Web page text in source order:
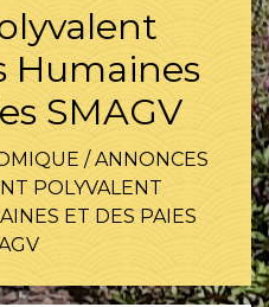
Humaines
SMAGV
/ANNONCES
POLYVALENT
ET DES PAIES